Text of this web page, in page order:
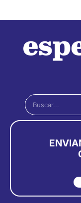
Buscar